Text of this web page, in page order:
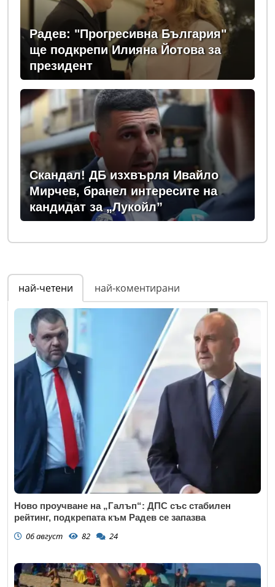
Радев: "Прогресивна България"
ще подкрепи Илияна Йотова за
президент
Скандал! ДБ изхвърля Ивайло
Мирчев, бранел интересите на
кандидат за „Лукойл”
най-четени най-коментирани
Ново проучване на „Галъп“: ДПС със стабилен
рейтинг, подкрепата към Радев се запазва
06 август 82 24